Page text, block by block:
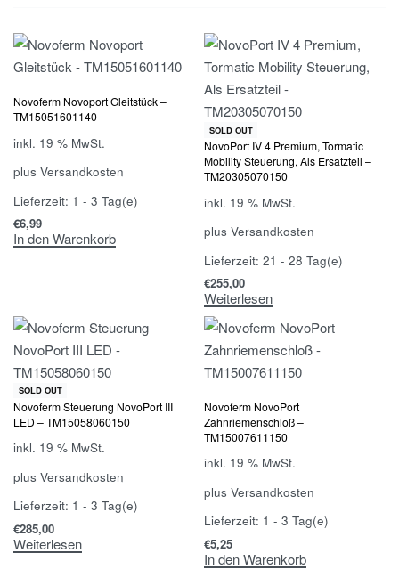
Novoferm Novoport Gleitstück –
TM15051601140
inkl. 19 % MwSt.
plus Versandkosten
Lieferzeit: 1 - 3 Tag(e)
€6,99
In den Warenkorb
SOLD OUT
NovoPort IV 4 Premium, Tormatic
Mobility Steuerung, Als Ersatzteil –
TM20305070150
inkl. 19 % MwSt.
plus Versandkosten
Lieferzeit: 21 - 28 Tag(e)
€255,00
Weiterlesen
SOLD OUT
Novoferm Steuerung NovoPort III
LED – TM15058060150
inkl. 19 % MwSt.
plus Versandkosten
Lieferzeit: 1 - 3 Tag(e)
€285,00
Weiterlesen
Novoferm NovoPort
Zahnriemenschloß –
TM15007611150
inkl. 19 % MwSt.
plus Versandkosten
Lieferzeit: 1 - 3 Tag(e)
€5,25
In den Warenkorb